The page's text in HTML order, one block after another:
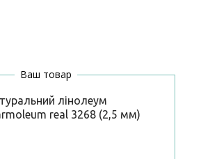
Ваш товар
лінолеум
real 3268 (2,5 мм)